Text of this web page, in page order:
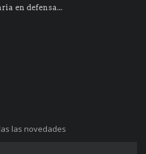
en defensa...
las novedades